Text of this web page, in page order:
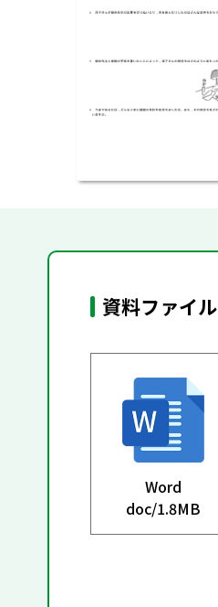
資料ファイル
Word
doc/1.8MB